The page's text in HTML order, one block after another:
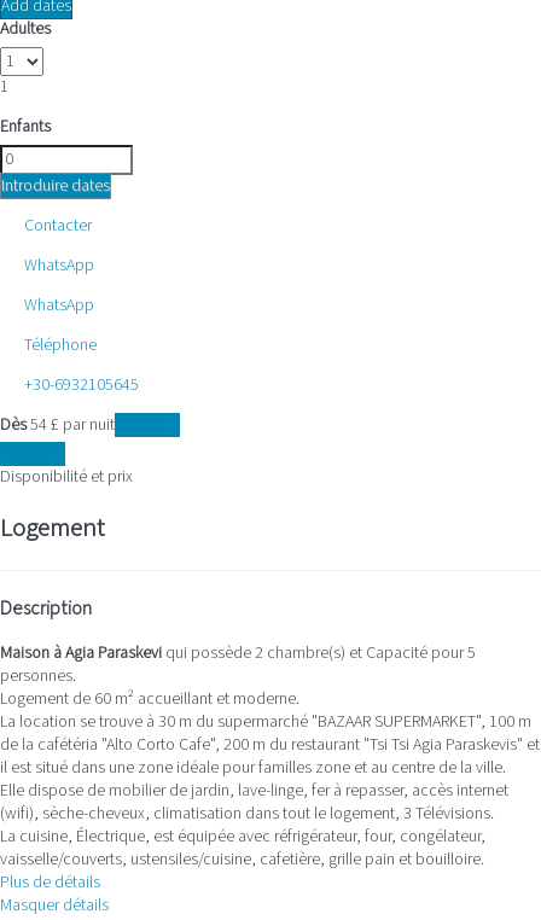
Add dates
Adultes
1
Enfants
Introduire dates
Contacter
WhatsApp
WhatsApp
Téléphone
+30-6932105645
Dès54 £ par nuit
Disponibilité et prix
Logement
Description
Maison à Agia Paraskevi qui possède 2 chambre(s) et Capacité pour 5
personnes.
Logement de 60 m² accueillant et moderne.
La location se trouve à 30 m du supermarché "BAZAAR SUPERMARKET", 100 m
de la cafétéria "Alto Corto Cafe", 200 m du restaurant "Tsi Tsi Agia Paraskevis" et
il est situé dans une zone idéale pour familles zone et au centre de la ville.
Elle dispose de mobilier de jardin, lave-linge, fer à repasser, accès internet
(wifi), sèche-cheveux, climatisation dans tout le logement, 3 Télévisions.
La cuisine, Électrique, est équipée avec réfrigérateur, four, congélateur,
vaisselle/couverts, ustensiles/cuisine, cafetière, grille pain et bouilloire.
Plus de détails
Masquer détails